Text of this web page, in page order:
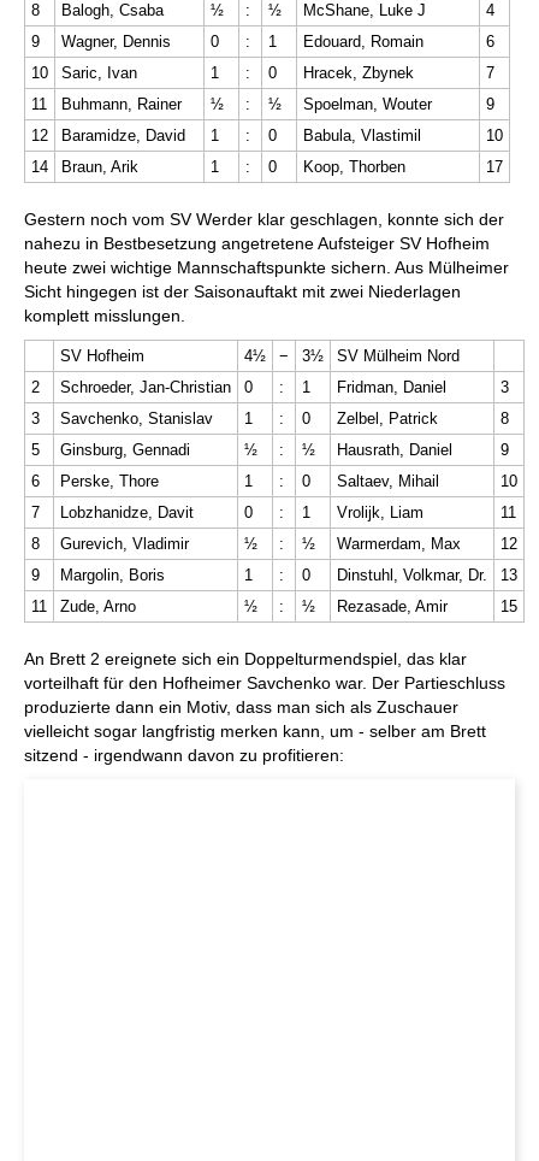
8
Balogh, Csaba ½ : ½ McShane, Luke J
4
9
Wagner, Dennis 0 : 1 Edouard, Romain
6
10
Saric, Ivan 1 : 0 Hracek, Zbynek
7
11
Buhmann, Rainer ½ : ½ Spoelman, Wouter
9
12
Baramidze, David 1 : 0 Babula, Vlastimil
10
14
Braun, Arik 1 : 0 Koop, Thorben 17
Gestern noch vom SV Werder klar geschlagen, konnte sich der
nahezu in Bestbesetzung angetretene Aufsteiger SV Hofheim
heute zwei wichtige Mannschaftspunkte sichern. Aus Mülheimer
Sicht hingegen ist der Saisonauftakt mit zwei Niederlagen
komplett misslungen.
SV Hofheim 4½ − 3½
SV Mülheim Nord
2
Schroeder, Jan-Christian 0 : 1 Fridman, Daniel
3
3
Savchenko, Stanislav 1 : 0 Zelbel, Patrick
8
5
Ginsburg, Gennadi ½ : ½ Hausrath, Daniel
9
6
Perske, Thore 1 : 0 Saltaev, Mihail
10
7
Lobzhanidze, Davit 0 : 1 Vrolijk, Liam
11
8
Gurevich, Vladimir ½ : ½ Warmerdam, Max
12
9
Margolin, Boris 1 : 0 Dinstuhl, Volkmar, Dr.
13
11
Zude, Arno ½ : ½ Rezasade, Amir 15
An Brett 2 ereignete sich ein Doppelturmendspiel, das klar
vorteilhaft für den Hofheimer Savchenko war. Der Partieschluss
produzierte dann ein Motiv, dass man sich als Zuschauer
vielleicht sogar langfristig merken kann, um - selber am Brett
sitzend - irgendwann davon zu profitieren: